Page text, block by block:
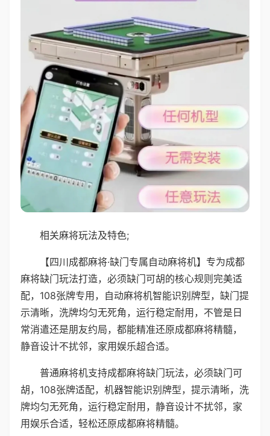
相关麻将玩法及特色;
【四川成都麻将·缺门专属自动麻将机】专为成都
麻将缺门玩法打造，必须缺门可胡的核心规则完美适
配，108张牌专用，自动麻将机智能识别牌型，缺门提
示清晰，洗牌均匀无死角，运行稳定耐用，不管是日
常消遣还是朋友约局，都能精准还原成都麻将精髓，
静音设计不扰邻，家用娱乐超合适。
普通麻将机支持成都麻将缺门玩法，必须缺门可
胡，108张牌适配，机器智能识别牌型，提示清晰，洗
牌均匀无死角，运行稳定耐用，静音设计不扰邻，家
用娱乐合适，轻松还原成都麻将精髓。